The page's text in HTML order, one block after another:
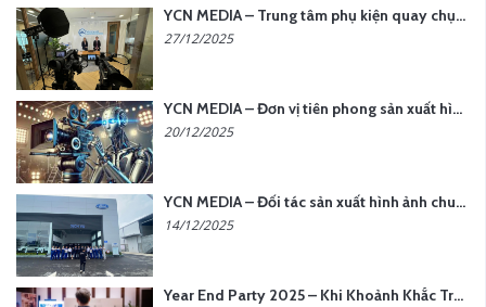
YCN MEDIA – Trung tâm phụ kiện quay chụp tại Hà Nội
27/12/2025
YCN MEDIA – Đơn vị tiên phong sản xuất hình ảnh & âm thanh bằng AI tại Hà Nội
20/12/2025
YCN MEDIA – Đối tác sản xuất hình ảnh chuyên nghiệp cho doanh nghiệp tại Hà Nội
14/12/2025
Year End Party 2025 – Khi Khoảnh Khắc Trở Thành Dấu Ấn | Gói Ưu Đãi Tháng 12 Từ YCN Media